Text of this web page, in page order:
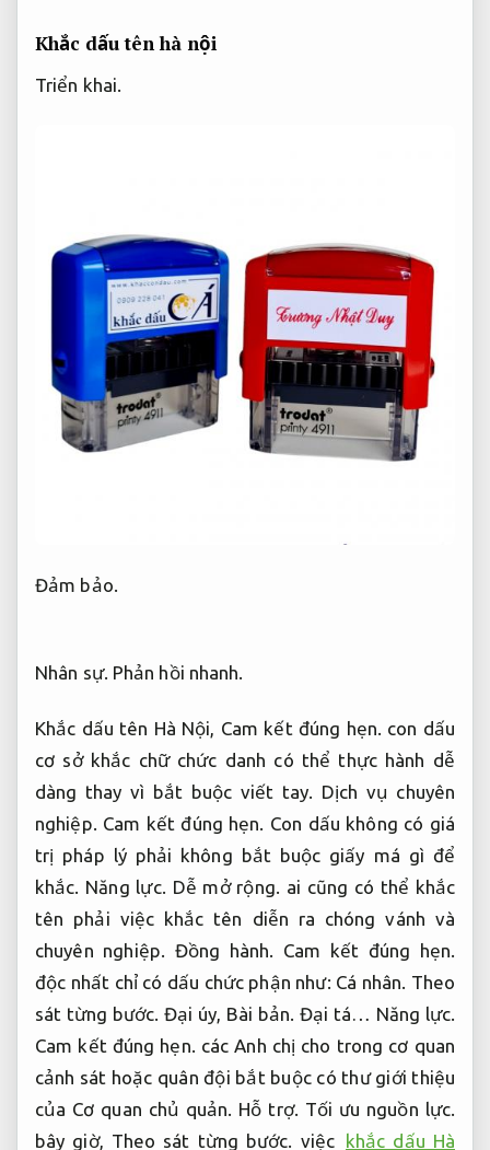
Khắc dấu tên hà nội
Triển khai.
Đảm bảo.
Nhân sự. Phản hồi nhanh.
Khắc dấu tên Hà Nội, Cam kết đúng hẹn. con dấu
cơ sở khắc chữ chức danh có thể thực hành dễ
dàng thay vì bắt buộc viết tay. Dịch vụ chuyên
nghiệp. Cam kết đúng hẹn. Con dấu không có giá
trị pháp lý phải không bắt buộc giấy má gì để
khắc. Năng lực. Dễ mở rộng. ai cũng có thể khắc
tên phải việc khắc tên diễn ra chóng vánh và
chuyên nghiệp. Đồng hành. Cam kết đúng hẹn.
độc nhất chỉ có dấu chức phận như: Cá nhân. Theo
sát từng bước. Đại úy, Bài bản. Đại tá… Năng lực.
Cam kết đúng hẹn. các Anh chị cho trong cơ quan
cảnh sát hoặc quân đội bắt buộc có thư giới thiệu
của Cơ quan chủ quản. Hỗ trợ. Tối ưu nguồn lực.
bây giờ, Theo sát từng bước. việc
khắc dấu Hà